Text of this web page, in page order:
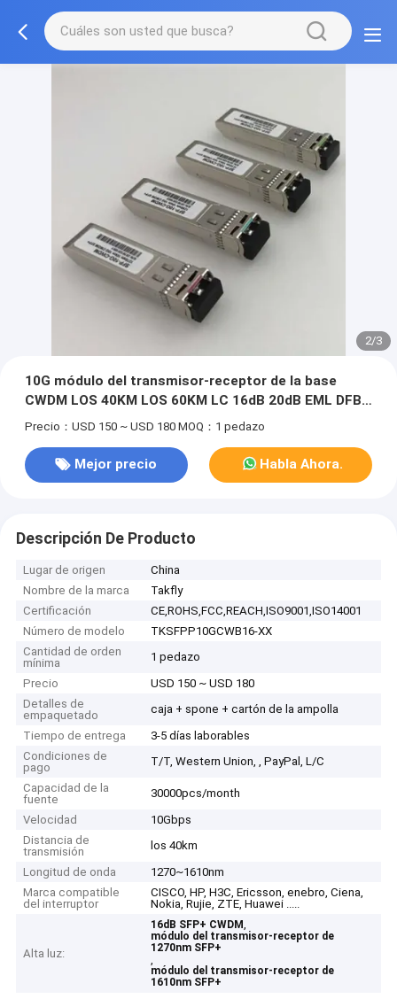
2/3
10G módulo del transmisor-receptor de la base
CWDM LOS 40KM LOS 60KM LC 16dB 20dB EML DFB
1270nm 1610nm 10Gbps SFP+
Precio：USD 150 ~ USD 180 MOQ：1 pedazo
Mejor precio Habla Ahora.
Descripción De Producto
Lugar de origen
China
Nombre de la marca
Takfly
Certificación
CE,ROHS,FCC,REACH,ISO9001,ISO14001
Número de modelo
TKSFPP10GCWB16-XX
Cantidad de orden
mínima
1 pedazo
Precio
USD 150 ~ USD 180
Detalles de
empaquetado
caja + spone + cartón de la ampolla
Tiempo de entrega
3-5 días laborables
Condiciones de
pago
T/T, Western Union, , PayPal, L/C
Capacidad de la
fuente
30000pcs/month
Velocidad
10Gbps
Distancia de
transmisión
los 40km
Longitud de onda
1270~1610nm
Marca compatible
del interruptor
CISCO, HP, H3C, Ericsson, enebro, Ciena,
Nokia, Rujie, ZTE, Huawei .....
Alta luz:
16dB SFP+ CWDM,
módulo del transmisor-receptor de
1270nm SFP+
,
módulo del transmisor-receptor de
1610nm SFP+